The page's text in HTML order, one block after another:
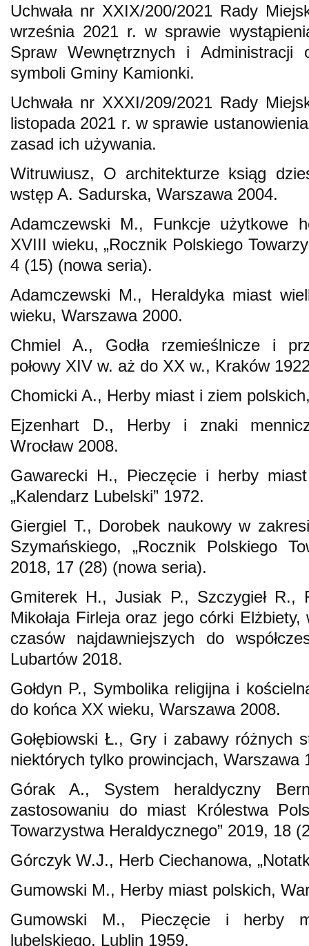
Uchwała nr XXIX/200/2021 Rady
września 2021 r. w sprawie
Spraw Wewnętrznych i Administracji
symboli Gminy Kamionki.
Uchwała nr XXXI/209/2021 Rady
listopada 2021 r. w sprawie
zasad ich używania.
Witruwiusz, O architekturze ksiąg
wstęp A. Sadurska, Warszawa 2004.
Adamczewski M., Funkcje użytkowe
XVIII wieku, „Rocznik Polskiego
4 (15) (nowa seria).
Adamczewski M., Heraldyka miast
wieku, Warszawa 2000.
Chmiel A., Godła rzemieślnicze i
połowy XIV w. aż do XX w., Kraków
Chomicki A., Herby miast i ziem
Ejzenhart D., Herby i znaki
Wrocław 2008.
Gawarecki H., Pieczęcie i herby
„Kalendarz Lubelski” 1972.
Giergiel T., Dorobek naukowy w
Szymańskiego, „Rocznik Polskiego
2018, 17 (28) (nowa seria).
Gmiterek H., Jusiak P., Szczygieł R.,
Mikołaja Firleja oraz jego córki
czasów najdawniejszych do
Lubartów 2018.
Gołdyn P., Symbolika religijna i
do końca XX wieku, Warszawa 2008.
Gołębiowski Ł., Gry i zabawy różnych
niektórych tylko prowincjach, Warszawa
Górak A., System heraldyczny
zastosowaniu do miast Królestwa
Towarzystwa Heraldycznego” 2019, 18
Górczyk W.J., Herb Ciechanowa,
Gumowski M., Herby miast polskich,
Gumowski M., Pieczęcie i herby
lubelskiego, Lublin 1959.